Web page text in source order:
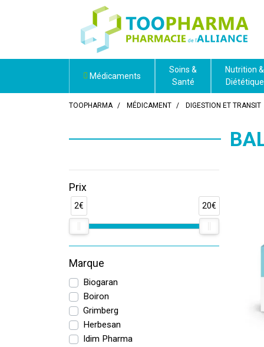
Médicaments
Soins &
Santé
Nutrition &
Diététique
TOOPHARMA MÉDICAMENT DIGESTION ET TRANSIT
Prix
2€ 20€
Marque
Biogaran
Boiron
Grimberg
Herbesan
Idim Pharma